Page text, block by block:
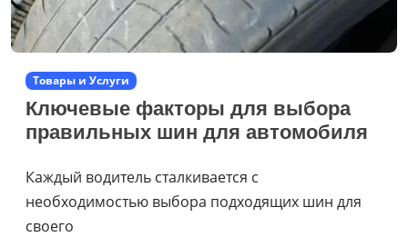
Товары и Услуги
Ключевые факторы для выбора
правильных шин для автомобиля
Каждый водитель сталкивается с
необходимостью выбора подходящих шин для
своего